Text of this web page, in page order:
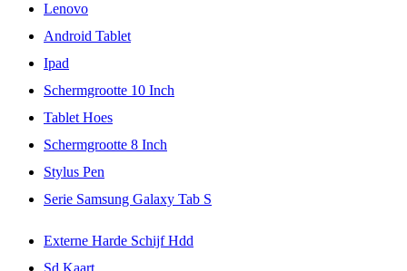
Lenovo
Android Tablet
Ipad
Schermgrootte 10 Inch
Tablet Hoes
Schermgrootte 8 Inch
Stylus Pen
Serie Samsung Galaxy Tab S
Externe Harde Schijf Hdd
Sd Kaart